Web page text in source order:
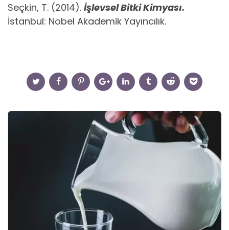
Seçkin, T. (2014). İşlevsel Bitki Kimyası.
İstanbul: Nobel Akademik Yayıncılık.
Post
navigation